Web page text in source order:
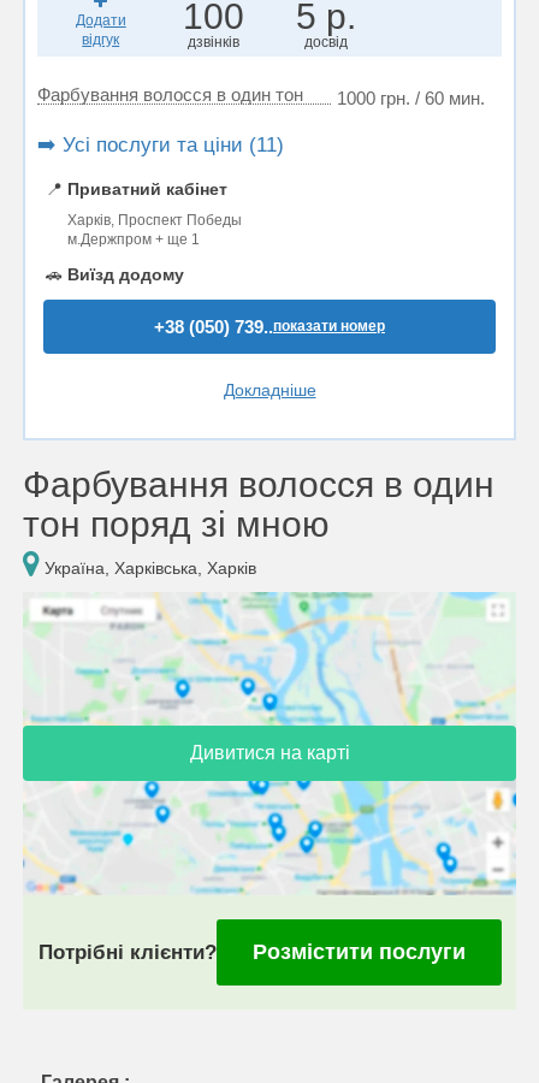
Додати
відгук
100
дзвінків
5 р.
досвід
Фарбування волосся в один тон 1000 грн. / 60 мин.
➡️ Усі послуги та ціни (11)
📍 Приватний кабінет
Харків, Проспект Победы
м.Держпром + ще 1
🚗 Виїзд додому
+38 (050) 739..показати номер
Докладніше
Фарбування волосся в один
тон поряд зі мною
Україна, Харківська, Харків
Дивитися на карті
Потрібні клієнти? Розмістити послуги